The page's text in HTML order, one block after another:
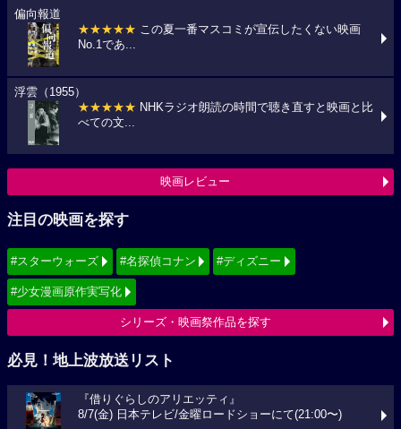
偏向報道
★★★★★ この夏一番マスコミが宣伝したくない映画
No.1であ...
浮雲（1955）
★★★★★ NHKラジオ朗読の時間で聴き直すと映画と比
べての文...
映画レビュー
注目の映画を探す
#スターウォーズ #名探偵コナン #ディズニー
#少女漫画原作実写化
シリーズ・映画祭作品を探す
必見！地上波放送リスト
『借りぐらしのアリエッティ』
8/7(金) 日本テレビ/金曜ロードショーにて(21:00〜)